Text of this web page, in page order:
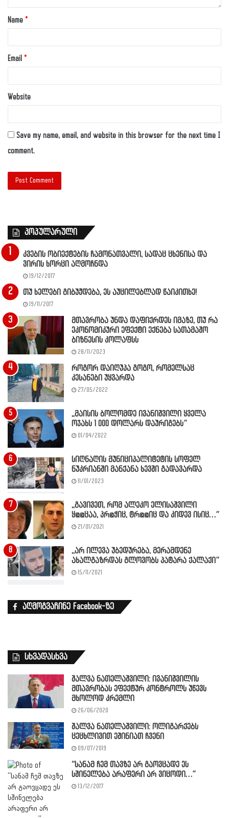
Name *
Email *
Website
Save my name, email, and website in this browser for the next time I
comment.
პოპულარული
კვების ობიექტების ჩამონათვალი, სადაც ცხენისა და
ვირის ხორცი აღმოჩნდა
19/12/2017
თუ ხელები გიბუჟდება, ეს აუცილებლად წაიკითხე!
19/11/2017
მთავრობა უნდა დაფიქრდეს იმაზე, თუ რა
ეკონომიკური ეფექტი ექნება სათამაშო
ბიზნესის კოლაფსს
28/11/2023
როგორ დაიღუპა გოგო, რომელსაც
კესანები უყვარდა
27/05/2022
,,მაისის ბოლომდე ივანიშვილი ყველა
ოჯახს 1 000 დოლარს დაურიგებს”
01/04/2022
სიღნაღის მუნიციპალიტეტის სოფელ
ნუკრიანში მანქანა ხევში გადავარდა
11/01/2023
,,გავივეთ, რომ ალეკო ელისაშვილი
ყ@@ცაა, პრ@ჭიც, ტრ@@იც და კიდევ ისიც…”
21/01/2021
,,არ ილევა უბედურება, მერამდენე
ახალგაზრდას გლოვობს პატარა ქალაქი”
15/11/2021
აღმოგვაჩინე Facebook-ზე
სხვადასხვა
შალვა ნათელაშვილი: ივანიშვილის
მთავრობას ეფექტურ კონტროლს უწევს
მხოლოდ კრემლი
26/06/2020
შალვა ნათელაშვილი: ოლიგარქებს
ცეცხლივით ეშინიათ ჩვენი
09/07/2019
“სანამ ჩემ თავზე არ გაოვცადე ეს
სშინელება არაფერი არ ვიცოდი…”
13/12/2017